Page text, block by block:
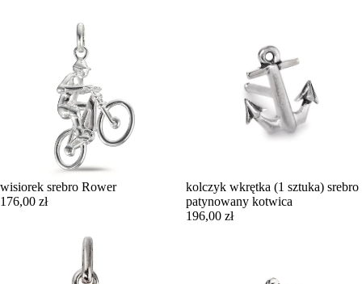
wisiorek srebro Rower
176,00 zł
kolczyk wkrętka (1 sztuka) srebro
patynowany kotwica
196,00 zł